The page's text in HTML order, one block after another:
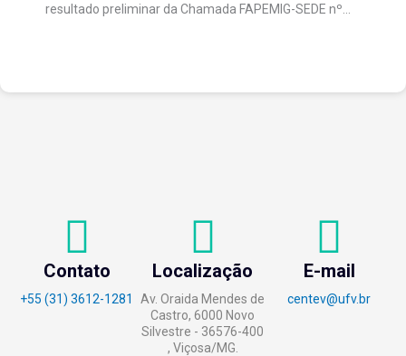
resultado preliminar da Chamada FAPEMIG-SEDE nº
Contato
+55 (31) 3612-1281
Localização
Av. Oraida Mendes de
Castro, 6000 Novo
Silvestre - 36576-400
, Viçosa/MG.
E-mail
centev@ufv.br